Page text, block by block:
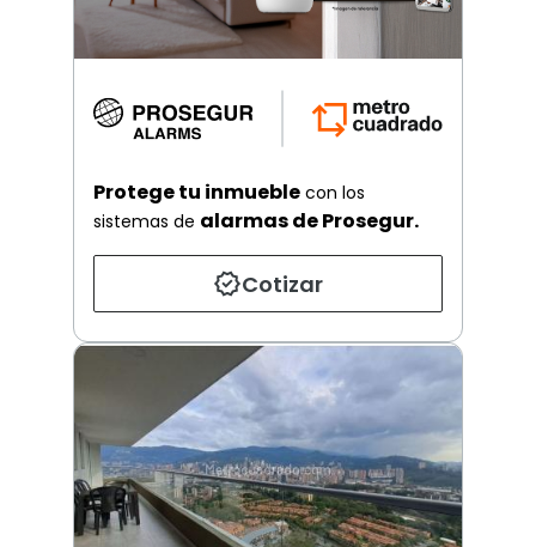
Protege tu inmueble con los
sistemas de alarmas de Prosegur.
Cotizar